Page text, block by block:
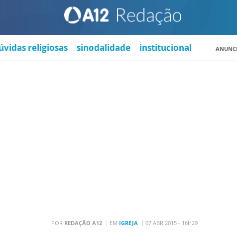
religiosas sinodalidade institucional
POR REDAÇÃO A12 EM IGREJA 07 ABR 2015 - 16H29